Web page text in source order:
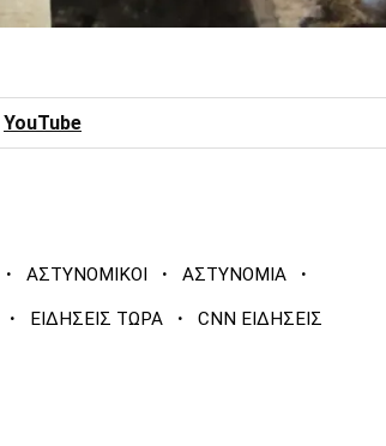
YouTube
· ΑΣΤΥΝΟΜΙΚΟΙ · ΑΣΤΥΝΟΜΙΑ ·
· ΕΙΔΗΣΕΙΣ ΤΩΡΑ · CNN ΕΙΔΗΣΕΙΣ